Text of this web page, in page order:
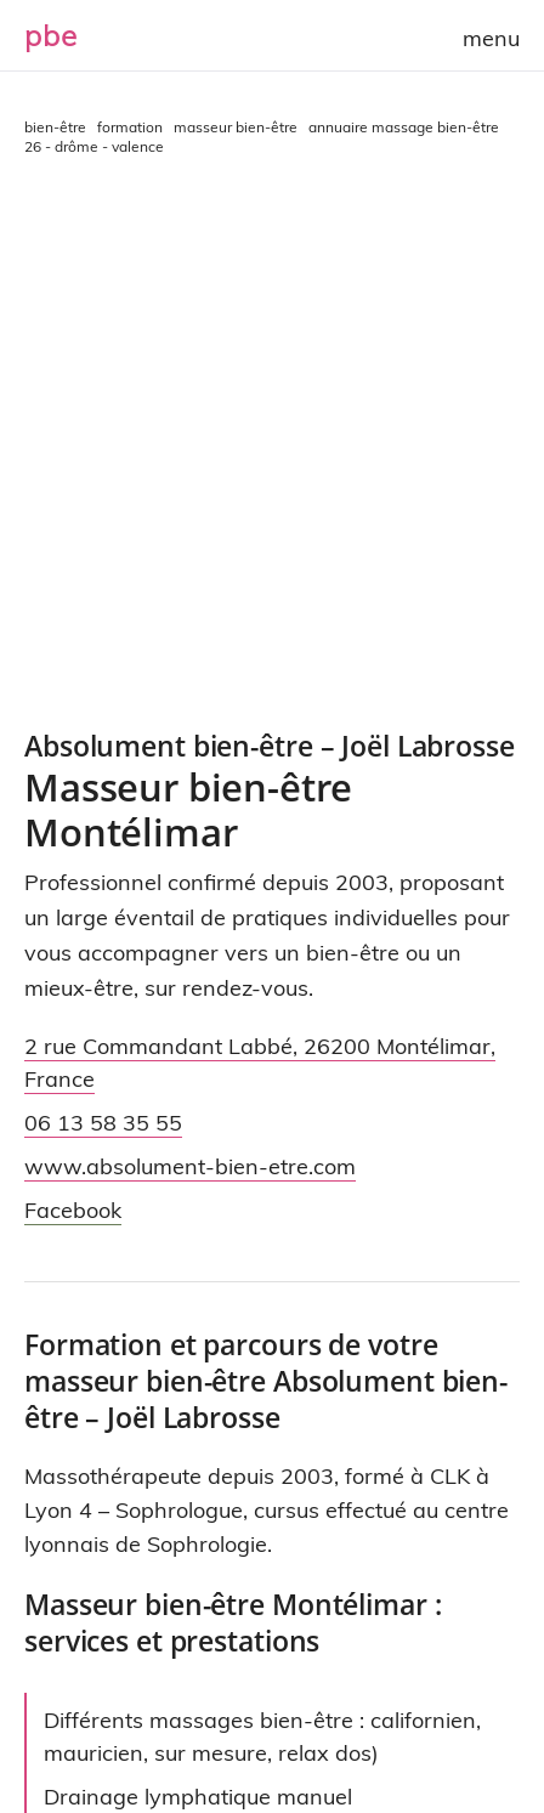
pbe
bien-être formation masseur bien-être
annuaire massage bien-être
26 - drôme - valence
Absolument bien-être – Joël Labrosse
Masseur bien-être
Montélimar
Professionnel confirmé depuis 2003, proposant
un large éventail de pratiques individuelles pour
vous accompagner vers un bien-être ou un
mieux-être, sur rendez-vous.
2 rue Commandant Labbé, 26200 Montélimar,
France
06 13 58 35 55
www.absolument-bien-etre.com
Facebook
Formation et parcours de votre
masseur bien-être Absolument bien-
être – Joël Labrosse
Massothérapeute depuis 2003, formé à CLK à
Lyon 4 – Sophrologue, cursus effectué au centre
lyonnais de Sophrologie.
Masseur bien-être Montélimar :
services et prestations
Différents massages bien-être : californien,
mauricien, sur mesure, relax dos)
Drainage lymphatique manuel